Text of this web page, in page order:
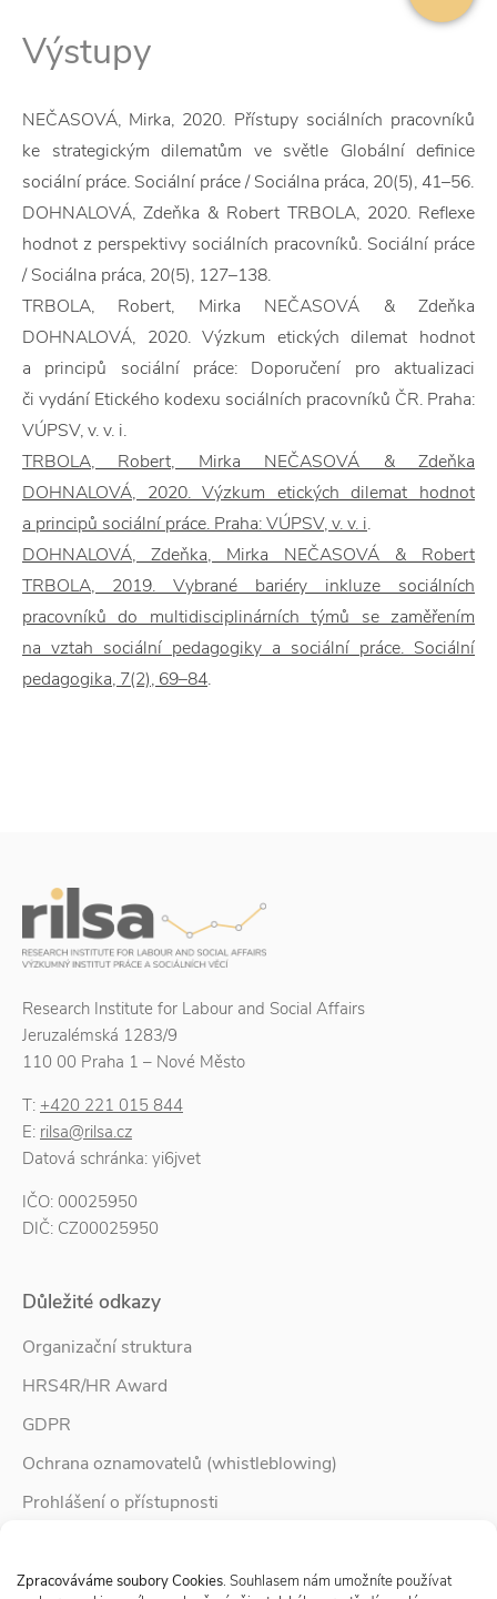
Zpracováváme soubory Cookies. Souhlasem nám umožníte používat
Výstupy
NEČASOVÁ, Mirka, 2020. Přístupy sociálních pracovníků
ke strategickým dilematům ve světle Globální definice
sociální práce. Sociální práce / Sociálna práca, 20(5), 41–56.
DOHNALOVÁ, Zdeňka & Robert TRBOLA, 2020. Reflexe
hodnot z perspektivy sociálních pracovníků. Sociální práce
/ Sociálna práca, 20(5), 127–138.
TRBOLA, Robert, Mirka NEČASOVÁ & Zdeňka
DOHNALOVÁ, 2020. Výzkum etických dilemat hodnot
a principů sociální práce: Doporučení pro aktualizaci
či vydání Etického kodexu sociálních pracovníků ČR. Praha:
VÚPSV, v. v. i.
TRBOLA, Robert, Mirka NEČASOVÁ & Zdeňka
DOHNALOVÁ, 2020. Výzkum etických dilemat hodnot
a principů sociální práce. Praha: VÚPSV, v. v. i.
DOHNALOVÁ, Zdeňka, Mirka NEČASOVÁ & Robert
TRBOLA, 2019. Vybrané bariéry inkluze sociálních
pracovníků do multidisciplinárních týmů se zaměřením
na vztah sociální pedagogiky a sociální práce. Sociální
pedagogika, 7(2), 69–84.
Research Institute for Labour and Social Affairs
Jeruzalémská 1283/9
110 00 Praha 1 – Nové Město
T: +420 221 015 844
E: rilsa@rilsa.cz
Datová schránka: yi6jvet
IČO: 00025950
DIČ: CZ00025950
Důležité odkazy
Organizační struktura
HRS4R/HR Award
GDPR
Ochrana oznamovatelů (whistleblowing)
Prohlášení o přístupnosti
Zpravodaj Rodina